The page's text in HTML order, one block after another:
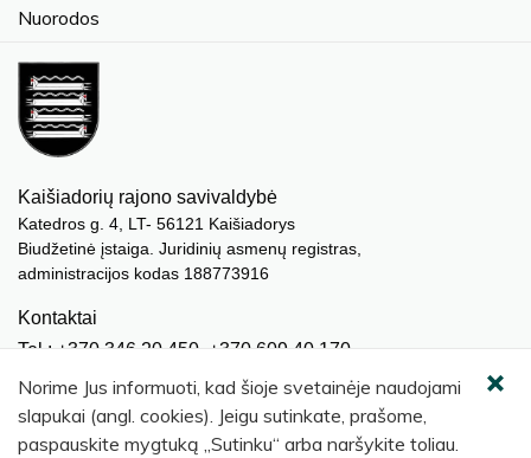
Nuorodos
Kaišiadorių rajono savivaldybė
Katedros g. 4, LT- 56121 Kaišiadorys
Biudžetinė įstaiga. Juridinių asmenų registras,
administracijos kodas 188773916
Kontaktai
Tel.: +370 346 20 450, +370 609 40 170
El. paštas.: meras@kaisiadorys.lt
dokumentai@kaisiadorys.lt
Norime Jus informuoti, kad šioje svetainėje naudojami
slapukai (angl. cookies). Jeigu sutinkate, prašome,
paspauskite mygtuką „Sutinku“ arba naršykite toliau.